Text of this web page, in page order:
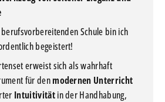
Schule bin ich
begeistert!
erweist sich als wahrhaft
für denmodernen Unterricht
Intuitivitätin der Handhabung,